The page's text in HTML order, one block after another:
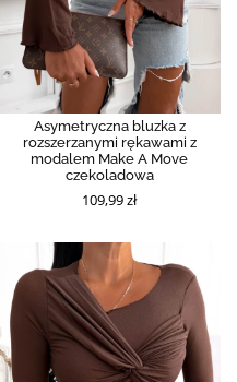
Asymetryczna bluzka z
rozszerzanymi rękawami z
modalem Make A Move
czekoladowa
109,99 zł